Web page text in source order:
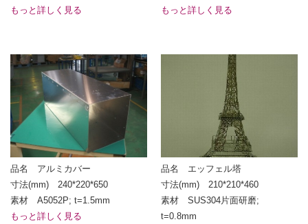
もっと詳しく見る
もっと詳しく見る
品名 アルミカバー
寸法(mm) 240*220*650
素材 A5052P; t=1.5mm
もっと詳しく見る
品名 エッフェル塔
寸法(mm) 210*210*460
素材 SUS304片面研磨;
t=0.8mm